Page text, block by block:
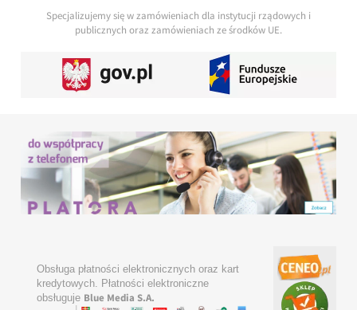
Specjalizujemy się w zamówieniach dla instytucji rządowych i
publicznych oraz zamówieniach ze środków UE.
Obsługa płatności elektronicznych oraz kart
kredytowych. Płatności elektroniczne
obsługuje Blue Media S.A.